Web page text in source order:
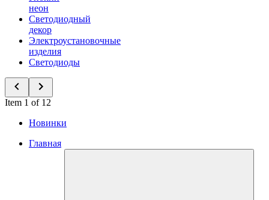
неон
Светодиодный
декор
Электроустановочные
изделия
Светодиоды
Item 1 of 12
Новинки
Главная